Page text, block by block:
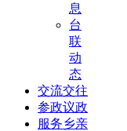
息
台
联
动
态
交流交往
参政议政
服务乡亲